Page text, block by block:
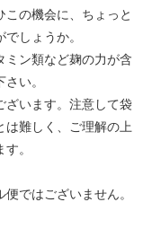
の機会に、ちょっと
しょうか。
ミン類など麹の力が含
い。
ざいます。注意して袋
難しく、ご理解の上
。
ではございません。